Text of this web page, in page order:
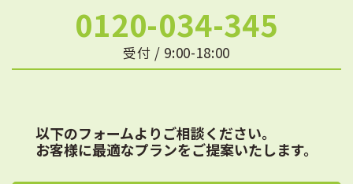
0120-034-345
受付 / 9:00-18:00
以下のフォームよりご相談ください。
お客様に最適なプランをご提案いたします。